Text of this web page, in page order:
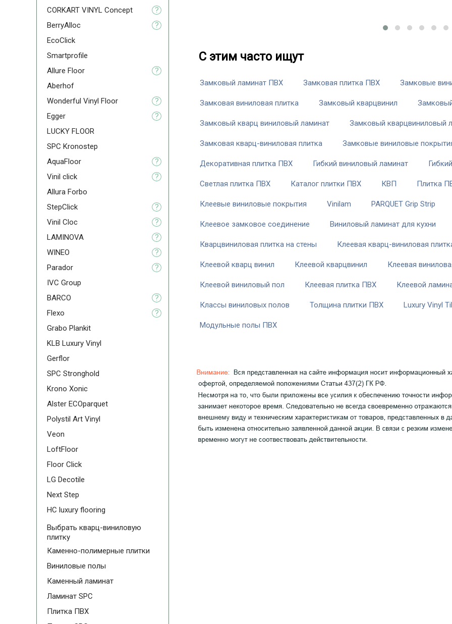
С этим часто ищут
Замковый ламинат ПВХ Замковая плитка ПВХ Замковые
Замковая виниловая плитка Замковый кварцвинил
Замковый кварц виниловый ламинат Замковый кварцвиниловый
Замковая кварц-виниловая плитка Замковые виниловые
Декоративная плитка ПВХ Гибкий виниловый ламинат
Светлая плитка ПВХ Каталог плитки ПВХ КВП Плитка
Клеевые виниловые покрытия Vinilam PARQUET Grip Strip
Клеевое замковое соединение Виниловый ламинат для кухни
Кварцвиниловая плитка на стены Клеевая кварц-виниловая
Клеевой кварц винил Клеевой кварцвинил Клеевая
Клеевой виниловый пол Клеевая плитка ПВХ Клеевой
Классы виниловых полов Толщина плитки ПВХ Luxury Vinyl
Модульные полы ПВХ
CORKART VINYL Concept
?
BerryAlloc
?
EcoClick
Smartprofile
Allure Floor
?
Aberhof
Wonderful Vinyl Floor
?
Egger
?
LUCKY FLOOR
SPC Kronostep
AquaFloor
?
Vinil click
?
Allura Forbo
StepClick
?
Vinil Cloc
?
LAMINOVA
?
WINEO
?
Parador
?
IVC Group
BARCO
?
Flexо
?
Grabo Plankit
KLB Luxury Vinyl
Gerflor
SPC Stronghold
Krono Xonic
Alster ECOparquet
Polystil Art Vinyl
Veon
LoftFloor
Floor Click
LG Decotile
Next Step
HC luxury flooring
Выбрать кварц-виниловую
плитку
Каменно-полимерные плитки
Виниловые полы
Каменный ламинат
Ламинат SPC
Плитка ПВХ